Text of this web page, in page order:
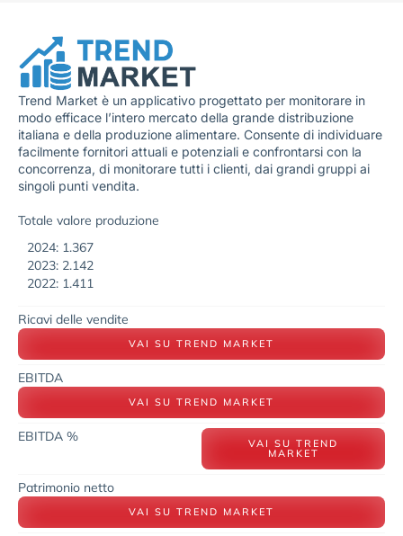
Trend Market è un applicativo progettato per monitorare in
modo efficace l’intero mercato della grande distribuzione
italiana e della produzione alimentare. Consente di individuare
facilmente fornitori attuali e potenziali e confrontarsi con la
concorrenza, di monitorare tutti i clienti, dai grandi gruppi ai
singoli punti vendita.
Totale valore produzione
2024: 1.367
2023: 2.142
2022: 1.411
Ricavi delle vendite
VAI SU TREND MARKET
EBITDA
VAI SU TREND MARKET
EBITDA % VAI SU TREND
MARKET
Patrimonio netto
VAI SU TREND MARKET